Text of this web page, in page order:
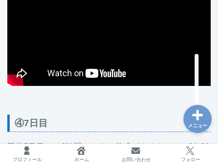
④7日目
死後7日目には2時間におよぶ儀式があります。（21:00
～11:00）
プロフィール ホーム お問い合わせ フォロー
メニュー